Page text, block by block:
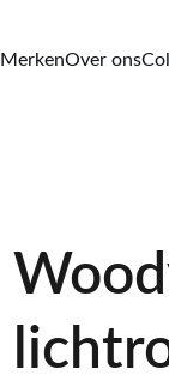
MerkenOver ons